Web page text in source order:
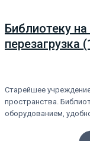
Библиотеку
перезагрузка
Старейшее
пространства.
оборудованием,